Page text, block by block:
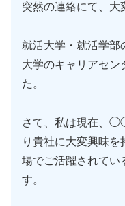
突然の連絡にて、大
就活大学・就活学部
大学のキャリアセン
た。
さて、私は現在、
り貴社に大変興味
場でご活躍されて
す。